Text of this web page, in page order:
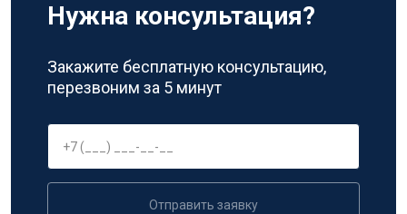
Нужна консультация?
Закажите бесплатную консультацию,
перезвоним за 5 минут
Отправить заявку